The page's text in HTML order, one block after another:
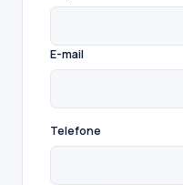
E-mail
Telefone